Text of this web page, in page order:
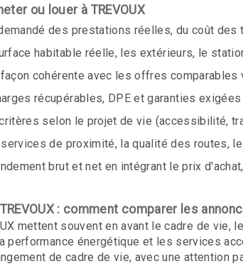
ou louer à TREVOUX
des prestations réelles, du coût
habitable réelle, les extérieurs, le
cohérente avec les offres
récupérables, DPE et garanties
selon le projet de vie (accessibilité,
de proximité, la qualité des routes,
brut et net en intégrant le prix
: comment comparer les
mettent souvent en avant le cadre de vie,
performance énergétique et les services
de cadre de vie, avec une attention